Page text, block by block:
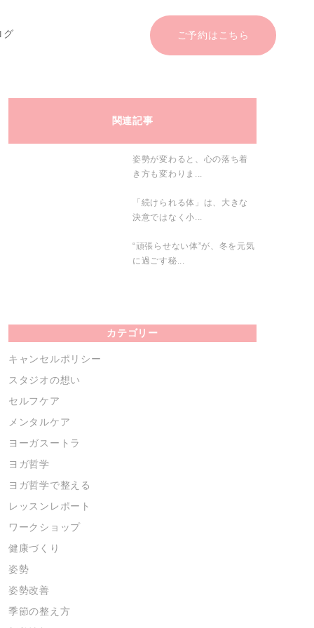
グ ご予約はこちら
関連記事
姿勢が変わると、心の落ち着
き方も変わりま...
「続けられる体」は、大きな
決意ではなく小...
“頑張らせない体”が、冬を元気
に過ごす秘...
カテゴリー
キャンセルポリシー
スタジオの想い
セルフケア
メンタルケア
ヨーガスートラ
ヨガ哲学
ヨガ哲学で整える
レッスンレポート
ワークショップ
健康づくり
姿勢
姿勢改善
季節の整え方